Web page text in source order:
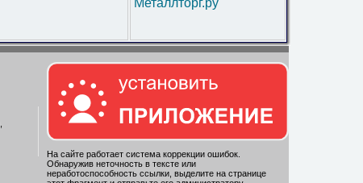
Металлторг.ру
На сайте работает система коррекции ошибок.
Обнаружив неточность в тексте или
неработоспособность ссылки, выделите на странице